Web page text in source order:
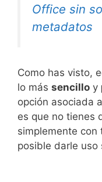
Office sin
metadatos
Como has visto,
lo más sencillo y
opción asociada
es que no tienes
simplemente con
posible darle uso